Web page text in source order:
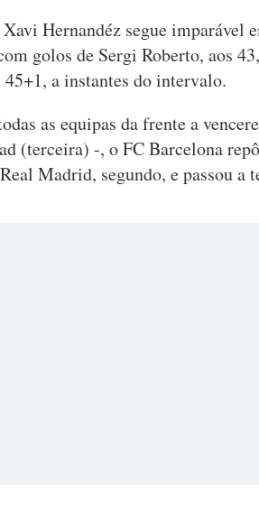
Hernandéz segue imparável
golos de Sergi Roberto, aos
45+1, a instantes do intervalo.
as equipas da frente a
(terceira) -, o FC Barcelona
Madrid, segundo, e passou a